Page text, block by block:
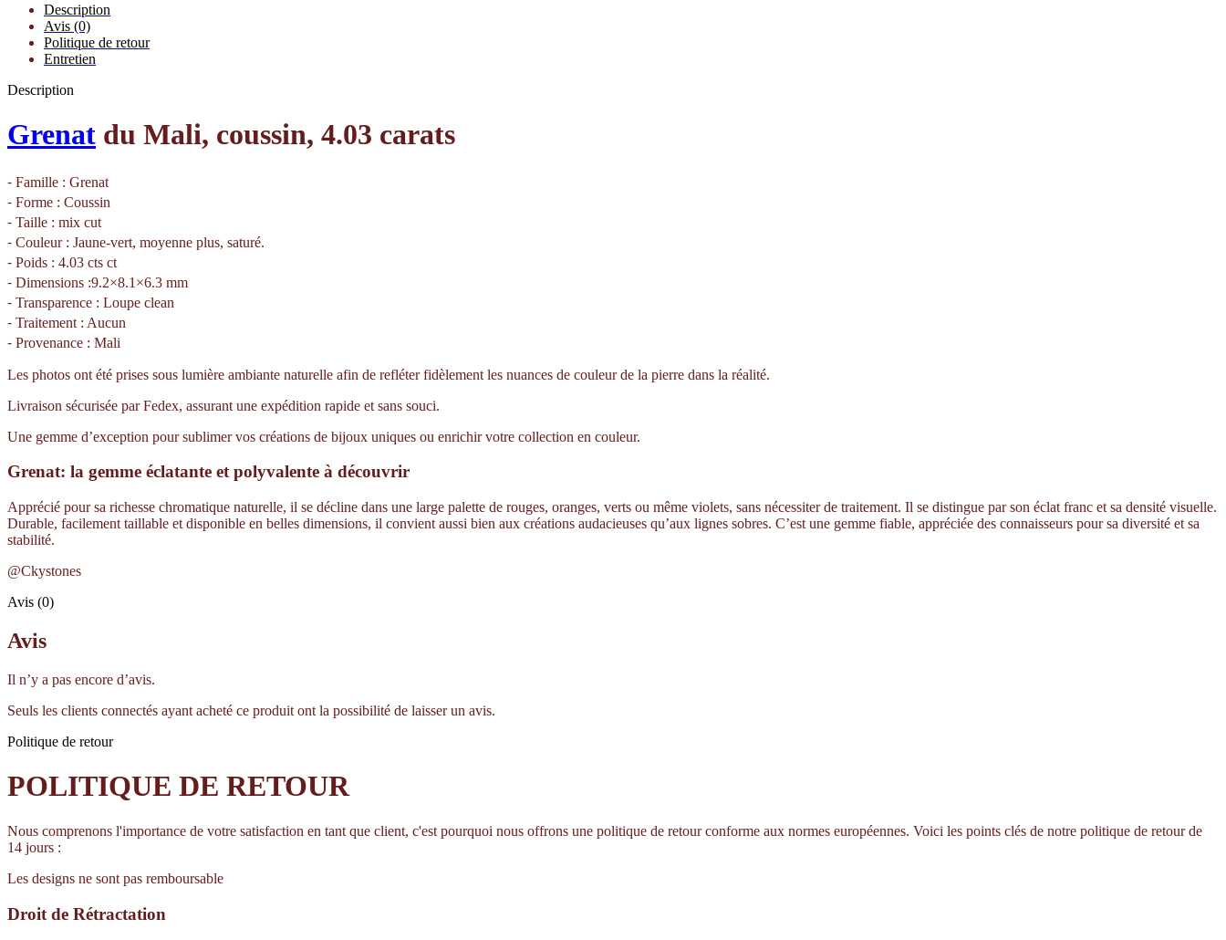
Description
Avis (0)
Politique de retour
Entretien
Description
Grenat du Mali, coussin, 4.03 carats
⁃ Famille : Grenat
⁃ Forme : Coussin
⁃ Taille : mix cut
⁃ Couleur : Jaune-vert, moyenne plus, saturé.
⁃ Poids : 4.03 cts ct
⁃ Dimensions :9.2×8.1×6.3 mm
⁃ Transparence : Loupe clean
⁃ Traitement : Aucun
⁃ Provenance : Mali
Les photos ont été prises sous lumière ambiante naturelle afin de refléter fidèlement les nuances de couleur de la pierre dans la réalité.
Livraison sécurisée par Fedex, assurant une expédition rapide et sans souci.
Une gemme d’exception pour sublimer vos créations de bijoux uniques ou enrichir votre collection en couleur.
Grenat: la gemme éclatante et polyvalente à découvrir
Apprécié pour sa richesse chromatique naturelle, il se décline dans une large palette de rouges, oranges, verts ou même violets, sans nécessiter de traitement. Il se distingue par son éclat franc et sa densité visuelle.
Durable, facilement taillable et disponible en belles dimensions, il convient aussi bien aux créations audacieuses qu’aux lignes sobres. C’est une gemme fiable, appréciée des connaisseurs pour sa diversité et sa
stabilité.
@Ckystones
Avis (0)
Avis
Il n’y a pas encore d’avis.
Seuls les clients connectés ayant acheté ce produit ont la possibilité de laisser un avis.
Politique de retour
POLITIQUE DE RETOUR
Nous comprenons l'importance de votre satisfaction en tant que client, c'est pourquoi nous offrons une politique de retour conforme aux normes européennes. Voici les points clés de notre politique de retour de
14 jours :
Les designs ne sont pas remboursable
Droit de Rétractation